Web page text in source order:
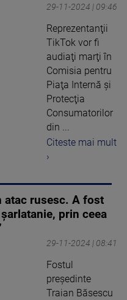
29-11-2024 | 09:46
Reprezentanţii
TikTok vor fi
audiaţi marţi în
Comisia pentru
Piaţa Internă şi
Protecţia
Consumatorilor
din ...
Citeste mai mult
›
atac rusesc. A fost
prin ceea
29-11-2024 | 08:41
Fostul
preşedinte
Traian Băsescu